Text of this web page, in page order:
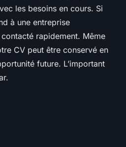
les besoins en cours. Si
à une entreprise
rapidement. Même
CV peut être conservé en
future. L’important